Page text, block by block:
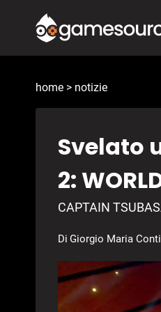
contenuto
home > notizie
Svelato
2:
CAPTAIN
Di Giorgio Maria Conti